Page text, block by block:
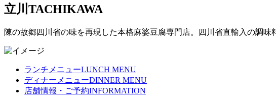
立川 TACHIKAWA
陳の故郷四川省の味を再現した本格麻婆豆腐専門店。四川省直輸入の調味
ランチメニューLUNCH MENU
ディナーメニューDINNER MENU
店舗情報・ご予約INFORMATION